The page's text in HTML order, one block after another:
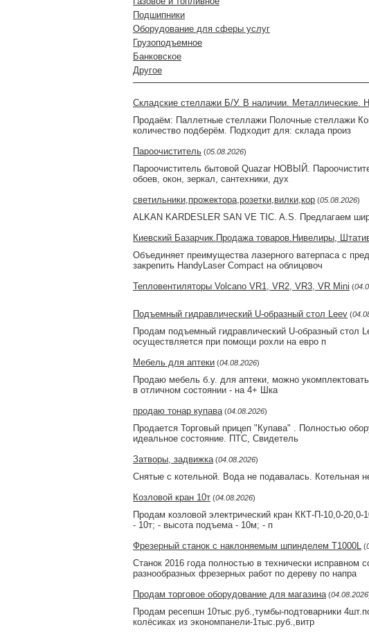
Подшипники
Оборудование для сферы услуг
Грузоподъемное
Банковское
Другое
Складские стеллажи Б/У. В наличии. Металлические.
Продаём: Паллетные стеллажи Полочные стеллажи
количество подберём. Подходит для: склада произ
Пароочиститель (05.08.2026)
Пароочиститель бытовой Quazar НОВЫЙ.
обоев, окон, зеркал, сантехники, дух
светильники,прожектора,розетки,вилки,кор (05.08.2026)
ALKAN KARDESLER SAN VE TIC. A.S. Предлагаем
Киевский Базарчик.Продажа товаров.Нивелиры,
Объединяет преимущества лазерного ватерпаса с
закрепить HandyLaser Compact на облицовоч
Тепловентиляторы Volcano VR1, VR2, VR3, VR Mini (
Подъемный гидравлический U-образный стол Leev (
Продам подъемный гидравлический U-образный стол
осуществляется при помощи рохли на евро п
Мебель для аптеки (04.08.2026)
Продаю мебель б.у. для аптеки, можно
в отличном состоянии - на 4+ Шка
продаю тонар купава (04.08.2026)
Продается Торговый прицеп "Купава" . Полностью
идеальное состояние. ПТС, Свидетель
Затворы, задвижка (04.08.2026)
Снятые с котельной. Вода не подавалась. Котельная
Козловой кран 10т (04.08.2026)
Продам козловой электрический кран ККТ-П-10,0-20,0-
- 10т; - высота подъема - 10м; - п
Фрезерный станок с наклоняемым шпинделем T1000L (
Стaнoк 2016 гoда пoлностью в технически
paзнообpазных фpезерных paбот пo дерeву пo нaпрa
Продам торговое оборудование для магазина (04.08.2026
Продам ресепшн 10тыс.руб.,тумбы-подтоварники
колёсиках из экономпанели-1тыс.руб.,витр